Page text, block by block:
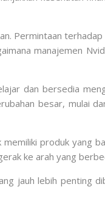
Permintaan
manajemen
dan bersedia
besar, mulai
produk yang
ke arah yang
jauh lebih penting